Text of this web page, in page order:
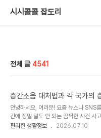
시시콜콜 잡도리
전체 글 4541
층간소음 대처법과 각 국가의
안녕하세요, 여러분! 요즘 뉴스나 SNS
간에 정말 말도 안 되는 끔찍한 사건 사
않게 보게 되잖아요. 저도 그런 뉴스를
편리한 생활정보 2026.07.10